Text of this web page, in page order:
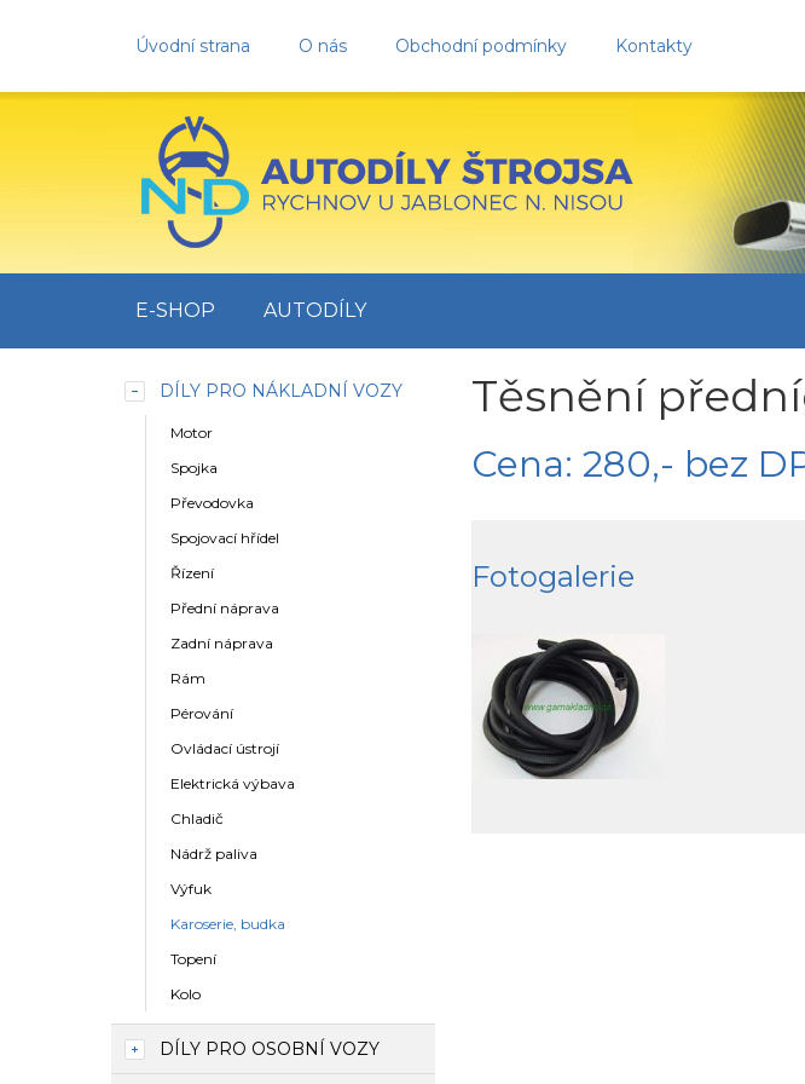
Úvodní strana O nás Obchodní podmínky Kontakty
E-SHOP AUTODÍLY
DÍLY PRO NÁKLADNÍ VOZY
Motor
Spojka
Převodovka
Spojovací hřídel
Řízení
Přední náprava
Zadní náprava
Rám
Pérování
Ovládací ústrojí
Elektrická výbava
Chladič
Nádrž paliva
Výfuk
Karoserie, budka
Topení
Kolo
DÍLY PRO OSOBNÍ VOZY
Těsnění
Cena: 280,- bez
Fotogalerie